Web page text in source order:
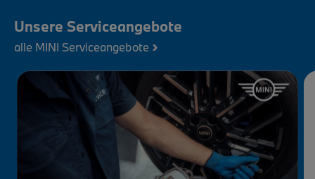
Unsere Serviceangebote
alle MINI Serviceangebote ›